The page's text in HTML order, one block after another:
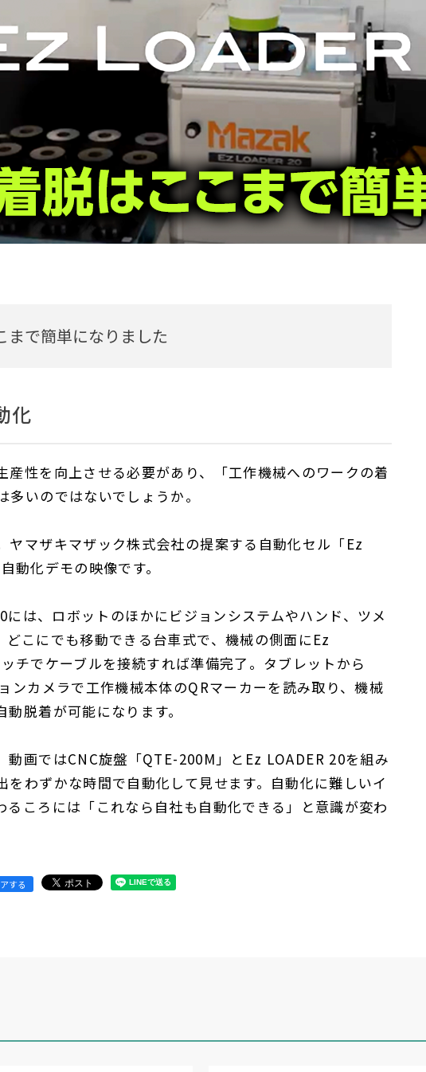
旋盤「QTE-200M」+自動化
20 12:56 この動画へのお問い合わせ
まで簡単になりました
化
性を向上させる必要があり、「工作機械へのワークの着
いのではないでしょうか。
マザキマザック株式会社の提案する自動化セル「Ez
動化デモの映像です。
は、ロボットのほかにビジョンシステムやハンド、ツメ
こにでも移動できる台車式で、機械の側面にEz
チでケーブルを接続すれば準備完了。タブレットから
ンカメラで工作機械本体のQRマーカーを読み取り、機械
脱着が可能になります。
画ではCNC旋盤「QTE-200M」とEz LOADER 20を組み
わずかな時間で自動化して見せます。自動化に難しいイ
ころには「これなら自社も自動化できる」と意識が変わ
する